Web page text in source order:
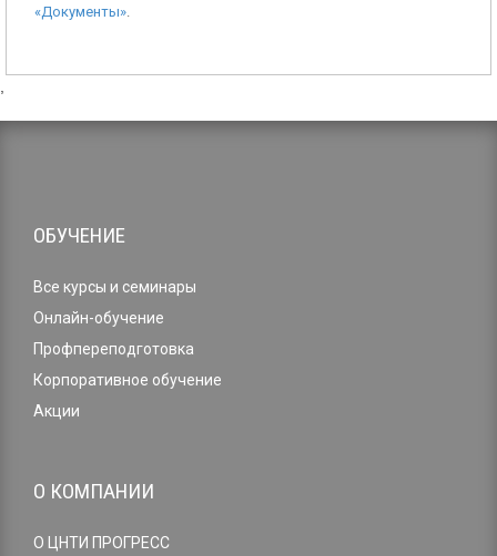
«Документы».
ОБУЧЕНИЕ
Все курсы и семинары
Онлайн-обучение
Профпереподготовка
Корпоративное обучение
Акции
О КОМПАНИИ
О ЦНТИ ПРОГРЕСС